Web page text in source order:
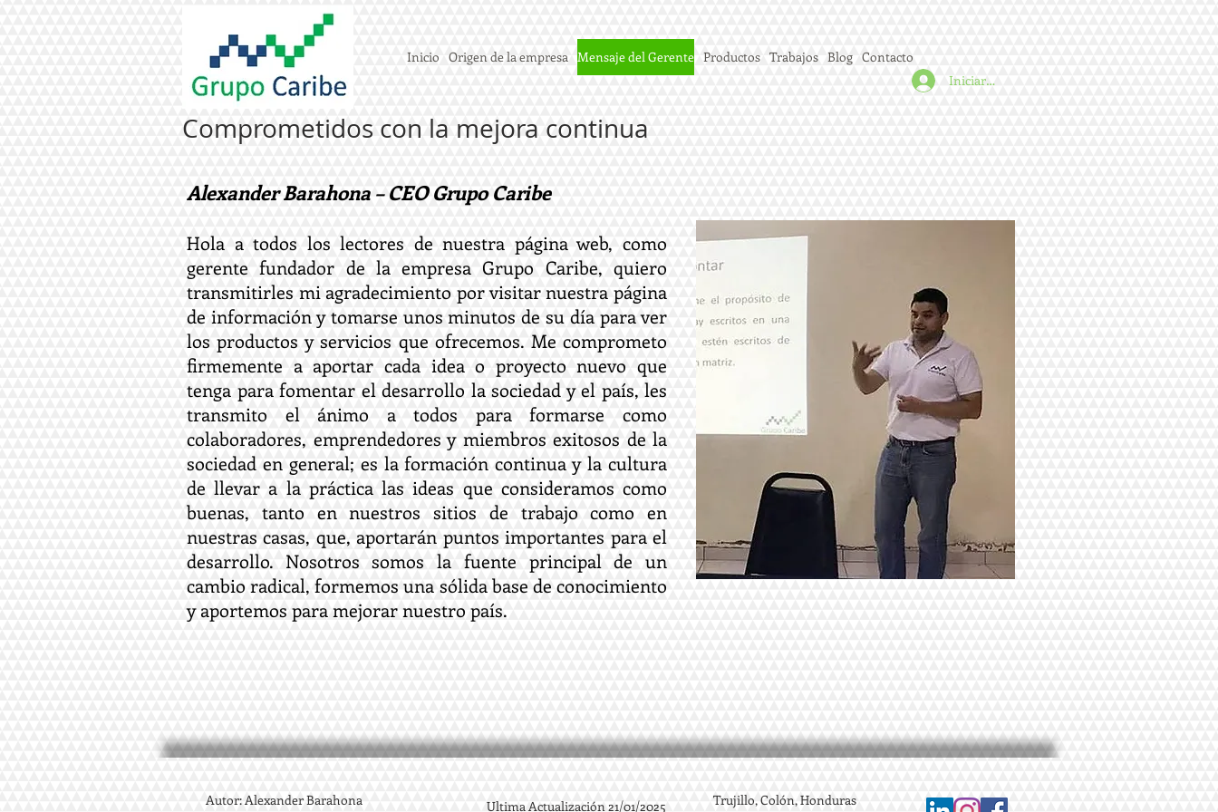
Inicio Origen de la empresa Mensaje del Gerente Productos Trabajos Blog Contacto
Iniciar sesión
Comprometidos con la mejora continua
Alexander Barahona – CEO Grupo Caribe
Hola a todos los lectores de nuestra página web, como
gerente fundador de la empresa Grupo Caribe, quiero
transmitirles mi agradecimiento por visitar nuestra página
de información y tomarse unos minutos de su día para ver
los productos y servicios que ofrecemos. Me comprometo
firmemente a aportar cada idea o proyecto nuevo que
tenga para fomentar el desarrollo la sociedad y el país, les
transmito el ánimo a todos para formarse como
colaboradores, emprendedores y miembros exitosos de la
sociedad en general; es la formación continua y la cultura
de llevar a la práctica las ideas que consideramos como
buenas, tanto en nuestros sitios de trabajo como en
nuestras casas, que, aportarán puntos importantes para el
desarrollo. Nosotros somos la fuente principal de un
cambio radical, formemos una sólida base de conocimiento
y aportemos para mejorar nuestro país.
Autor: Alexander Barahona
Ultima Actualización 21/01/2025 Trujillo, Colón, Honduras